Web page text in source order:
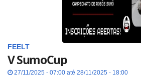
FEELT
V SumoCup
27/11/2025 - 07:00 até 28/11/2025 - 18:00